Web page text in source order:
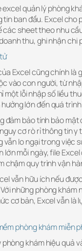
quản lý phòng
ban đầu. Excel cho
sheet theo nhu
thu, ghi nhận chi
Excel cũng chính là
vào con người, từ
một lỗi nhập số liều
lớn đến quá
đảm bảo tính bảo mật
cơ rò rỉ thông tin y
vẫn lo ngại trong việc
lớn mỗi ngày, file
chậm quy trình vận
vẫn hữu ích nếu
những phòng
cơ bản, Excel vẫn là
phòng khám miễn
khám hiệu quả